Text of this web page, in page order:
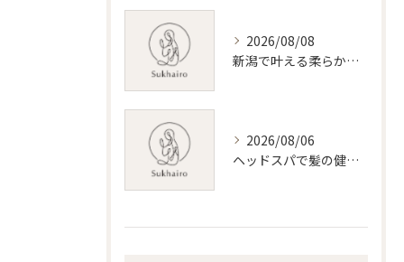
2026/08/08
新潟で叶える柔らかい光のある美容サロンの選び方と実用比較ガイド
2026/08/06
ヘッドスパで髪の健康を叶える新潟県新潟市おすすめ活用術